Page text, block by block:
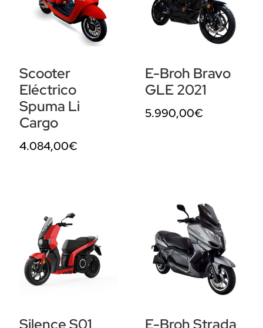
Scooter
Eléctrico
Spuma Li
Cargo
4.084,00€
E-Broh Bravo
GLE 2021
5.990,00€
Silence S01
E-Broh Strada